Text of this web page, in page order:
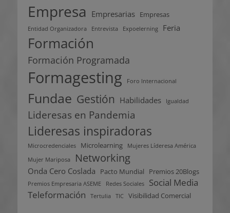
Empresa Empresarias Empresas
Entidad Organizadora Entrevista Expoelerning Feria
Formación
Formación Programada
Formagesting Foro Internacional
Fundae Gestión Habilidades Igualdad
Lideresas en Pandemia
Lideresas inspiradoras
Microcredenciales Microlearning
Mujeres Líderesa América
Mujer Mariposa
Networking
Onda Cero Coslada Pacto Mundial Premios 20Blogs
Premios Empresaria ASEME Redes Sociales
Social Media
Teleformación
Tertulia TIC Visibilidad Comercial